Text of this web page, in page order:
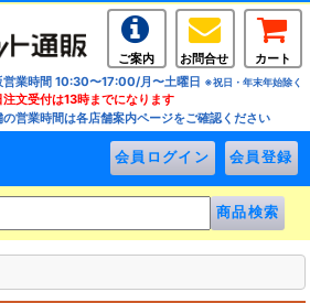
ご案内 お問合せ
カート
営業時間 10:30〜17:00/月〜土曜日 ※祝日・年末年始除く
注文受付は13時までになります
の営業時間は各店舗案内ページをご確認ください